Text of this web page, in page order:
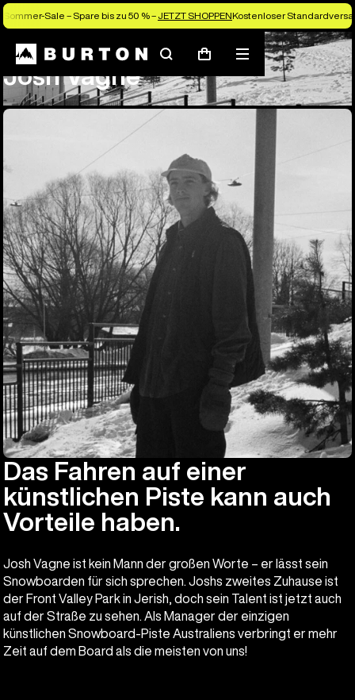
Sommer-Sale – Spare bis zu 50 % – JETZT SHOPPENKostenloser
SuchenWarenkorb
Menü
Josh Vagne
Das Fahren auf einer
künstlichen Piste kann auch
Vorteile haben.
Josh Vagne ist kein Mann der großen Worte – er lässt sein
Snowboarden für sich sprechen. Joshs zweites Zuhause ist
der Front Valley Park in Jerish, doch sein Talent ist jetzt auch
auf der Straße zu sehen. Als Manager der einzigen
künstlichen Snowboard-Piste Australiens verbringt er mehr
Zeit auf dem Board als die meisten von uns!